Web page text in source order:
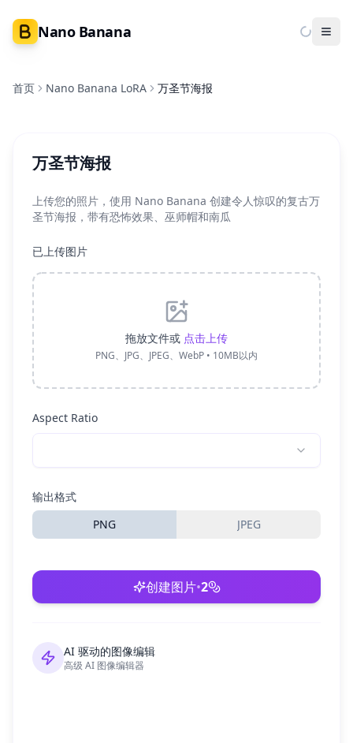
Nano Banana
首页 Nano Banana LoRA 万圣节海报
万圣节海报
上传您的照片，使用 Nano Banana 创建令人惊叹的复古万
圣节海报，带有恐怖效果、巫师帽和南瓜
已上传图片
拖放文件或 点击上传
PNG、JPG、JPEG、WebP • 10MB以内
Aspect Ratio
输出格式
PNG
JPEG
创建图片•2
AI 驱动的图像编辑
高级 AI 图像编辑器